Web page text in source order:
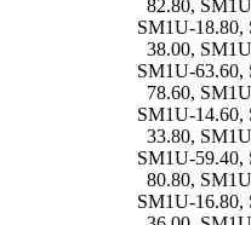
82.80,
SM1U-18.80,
38.00,
SM1U-63.60,
78.60,
SM1U-14.60,
33.80,
SM1U-59.40,
80.80,
SM1U-16.80,